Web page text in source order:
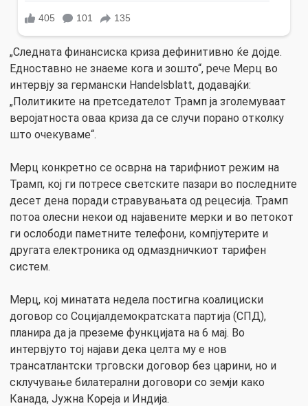
„Следната финансиска криза дефинитивно ќе дојде.
Едноставно не знаеме кога и зошто“, рече Мерц во
интервју за германски Handelsblatt, додавајќи:
„Политиките на претседателот Трамп ја зголемуваат
веројатноста оваа криза да се случи порано отколку
што очекуваме“.
Мерц конкретно се осврна на тарифниот режим на
Трамп, кој ги потресе светските пазари во последните
десет дена поради стравувањата од рецесија. Трамп
потоа олесни некои од најавените мерки и во петокот
ги ослободи паметните телефони, компјутерите и
другата електроника од одмаздничкиот тарифен
систем.
Мерц, кој минатата недела постигна коалициски
договор со Социјалдемократската партија (СПД),
планира да ја преземе функцијата на 6 мај. Во
интервјуто тој најави дека целта му е нов
трансатлантски трговски договор без царини, но и
склучување билатерални договори со земји како
Канада, Јужна Кореја и Индија.